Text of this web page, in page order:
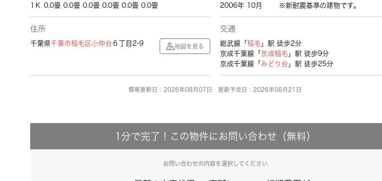
1Ｋ 0.0畳 0.0畳 0.0畳 0.0畳 0.0畳 0.0畳 2006年 10月 ※新耐震基準の建物です。
住所
千葉県千葉市稲毛区小仲台 ６丁目2-9 地図を見る
交通
総武線「 稲毛 」駅 徒歩2分
京成千葉線「 京成稲毛 」駅 徒歩9分
京成千葉線「 みどり台 」駅 徒歩25分
情報更新日：2026年08月07日 更新予定日：2026年08月21日
1分で完了！この物件にお問い合わせ（無料）
お問い合わせの内容を選択してください